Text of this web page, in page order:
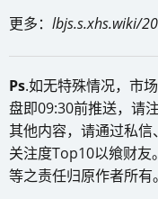
更多： lbjs.s.xhs.wiki/
Ps.如无特殊情况，市
盘即09:30前推送，请
其他内容，请通过私
关注度Top10以飨财友
等之责任归原作者所有。